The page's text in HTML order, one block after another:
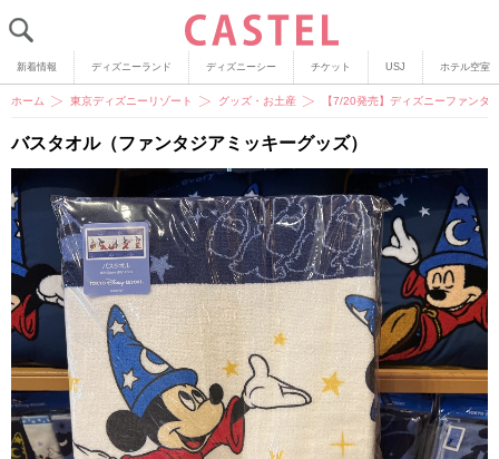
新着情報 ディズニーランド ディズニーシー チケット USJ ホテル空室
ホーム 東京ディズニーリゾート グッズ・お土産 【7/20発売】ディズニーファンタ
バスタオル（ファンタジアミッキーグッズ）